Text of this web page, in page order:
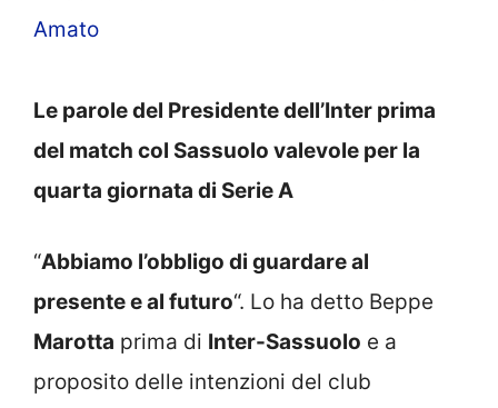
Amato
Le parole del Presidente dell’Inter prima
del match col Sassuolo valevole per la
quarta giornata di Serie A
“Abbiamo l’obbligo di guardare al
presente e al futuro“. Lo ha detto Beppe
Marotta prima di Inter-Sassuolo e a
proposito delle intenzioni del club